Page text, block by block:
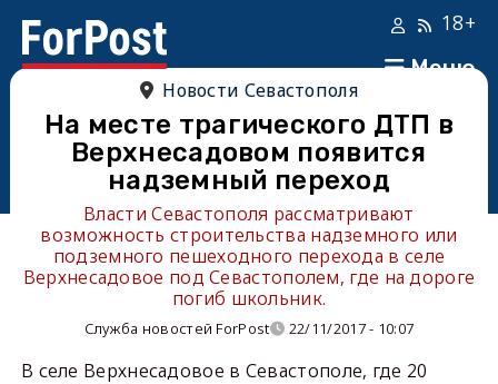
Меню
18+
Новости Севастополя
На месте трагического ДТП в
Верхнесадовом появится
надземный переход
Власти Севастополя рассматривают
возможность строительства надземного или
подземного пешеходного перехода в селе
Верхнесадовое под Севастополем, где на дороге
погиб школьник.
Служба новостей ForPost 22/11/2017 - 10:07
В селе Верхнесадовое в Севастополе, где 20